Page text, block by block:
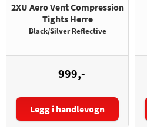
2XU Aero Vent Compression
Tights Herre
Black/Silver Reflective
999,-
Størrelse:
Legg i handlevogn